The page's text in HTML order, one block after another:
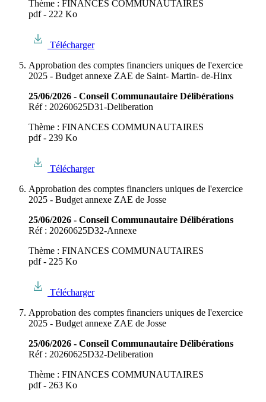
Thème : FINANCES COMMUNAUTAIRES
pdf - 222 Ko
Télécharger
Approbation des comptes financiers uniques de l'exercice
2025 - Budget annexe ZAE de Saint- Martin- de-Hinx
25/06/2026 - Conseil Communautaire Délibérations
Réf : 20260625D31-Deliberation
Thème : FINANCES COMMUNAUTAIRES
pdf - 239 Ko
Télécharger
Approbation des comptes financiers uniques de l'exercice
2025 - Budget annexe ZAE de Josse
25/06/2026 - Conseil Communautaire Délibérations
Réf : 20260625D32-Annexe
Thème : FINANCES COMMUNAUTAIRES
pdf - 225 Ko
Télécharger
Approbation des comptes financiers uniques de l'exercice
2025 - Budget annexe ZAE de Josse
25/06/2026 - Conseil Communautaire Délibérations
Réf : 20260625D32-Deliberation
Thème : FINANCES COMMUNAUTAIRES
pdf - 263 Ko